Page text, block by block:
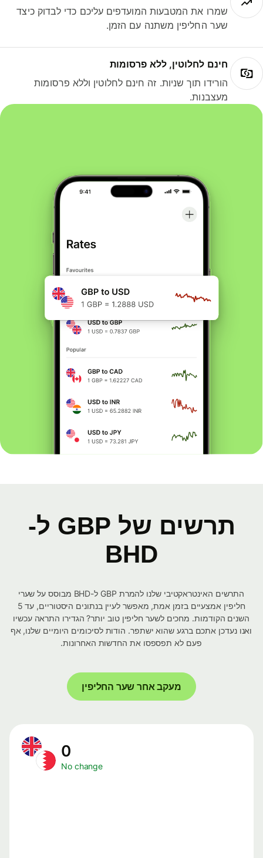
שמרו את המטבעות המועדפים עליכם כדי לבדוק כיצד
שער החליפין משתנה עם הזמן.
חינם לחלוטין, ללא פרסומות
הורידו תוך שניות. זה חינם לחלוטין וללא פרסומות
מעצבנות.
תרשים של GBP ל-
BHD
התרשים האינטראקטיבי שלנו להמרת GBP ל-BHD מבוסס על שערי
חליפין אמצעיים בזמן אמת, מאפשר לעיין בנתונים היסטוריים, עד 5
השנים הקודמות. מחכים לשער חליפין טוב יותר? הגדירו התראה עכשיו
ואנו נעדכן אתכם ברגע שהוא ישתפר. הודות לסיכומים היומיים שלנו, אף
פעם לא תפספסו את החדשות האחרונות.
מעקב אחר שער החליפין
No change